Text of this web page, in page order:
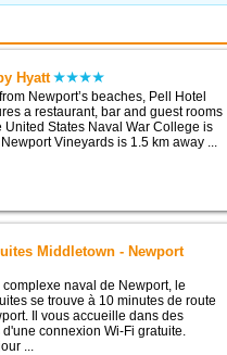
Hyatt
Newport’s beaches, Pell Hotel
a restaurant, bar and guest rooms
United States Naval War College is
Vineyards is 1.5 km away ...
Middletown - Newport
naval de Newport, le
se trouve à 10 minutes de route
Il vous accueille dans des
connexion Wi-Fi gratuite.
...